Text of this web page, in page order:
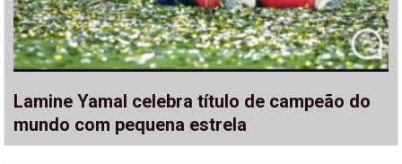
Lamine Yamal celebra título de campeão do
mundo com pequena estrela